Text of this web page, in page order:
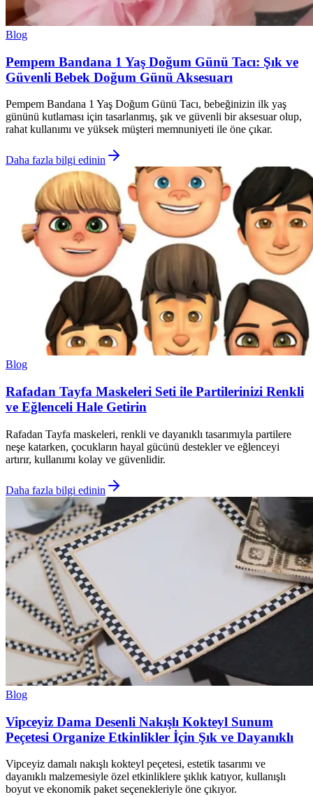
Blog
Pempem Bandana 1 Yaş Doğum Günü Tacı: Şık ve
Güvenli Bebek Doğum Günü Aksesuarı
Pempem Bandana 1 Yaş Doğum Günü Tacı, bebeğinizin ilk yaş
gününü kutlaması için tasarlanmış, şık ve güvenli bir aksesuar olup,
rahat kullanımı ve yüksek müşteri memnuniyeti ile öne çıkar.
Daha fazla bilgi edinin
Blog
Rafadan Tayfa Maskeleri Seti ile Partilerinizi Renkli
ve Eğlenceli Hale Getirin
Rafadan Tayfa maskeleri, renkli ve dayanıklı tasarımıyla partilere
neşe katarken, çocukların hayal gücünü destekler ve eğlenceyi
artırır, kullanımı kolay ve güvenlidir.
Daha fazla bilgi edinin
Blog
Vipceyiz Dama Desenli Nakışlı Kokteyl Sunum
Peçetesi Organize Etkinlikler İçin Şık ve Dayanıklı
Vipceyiz damalı nakışlı kokteyl peçetesi, estetik tasarımı ve
dayanıklı malzemesiyle özel etkinliklere şıklık katıyor, kullanışlı
boyut ve ekonomik paket seçenekleriyle öne çıkıyor.